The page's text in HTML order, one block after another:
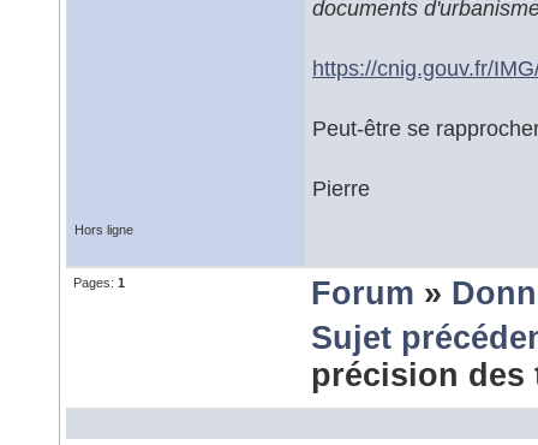
documents
https://cnig.gouv.fr/
Peut-être se
Pierre
Hors ligne
Pages: 1 Forum »
Sujet
précision